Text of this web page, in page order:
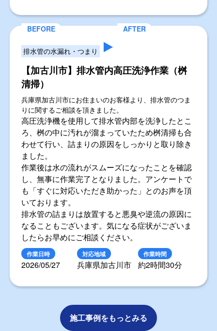
排水管の水漏れ・つまり
【加古川市】排水管内高圧洗浄作業（桝
清掃）
兵庫県加古川市にお住まいのお客様より、排水管のつま
りに関するご相談を頂きました。
高圧洗浄機を使用して排水管内部を洗浄したとこ
ろ、桝の中に汚れが溜まっていたため桝清掃も合
わせて行い、詰まりの原因をしっかりと取り除き
ました。
作業後は水の流れがスムーズになったことを確認
し、無事に作業完了となりました。アンケートで
も「すぐに対応いただき助かった」とのお声を頂
いております。
排水管の詰まりは放置すると悪臭や逆流の原因に
なることもございます。気になる症状がございま
したらお早めにご相談ください。
作業日時
2026/05/27
対応地域
兵庫県加古川市
作業時間
約2時間30分
施工事例をもっとみる